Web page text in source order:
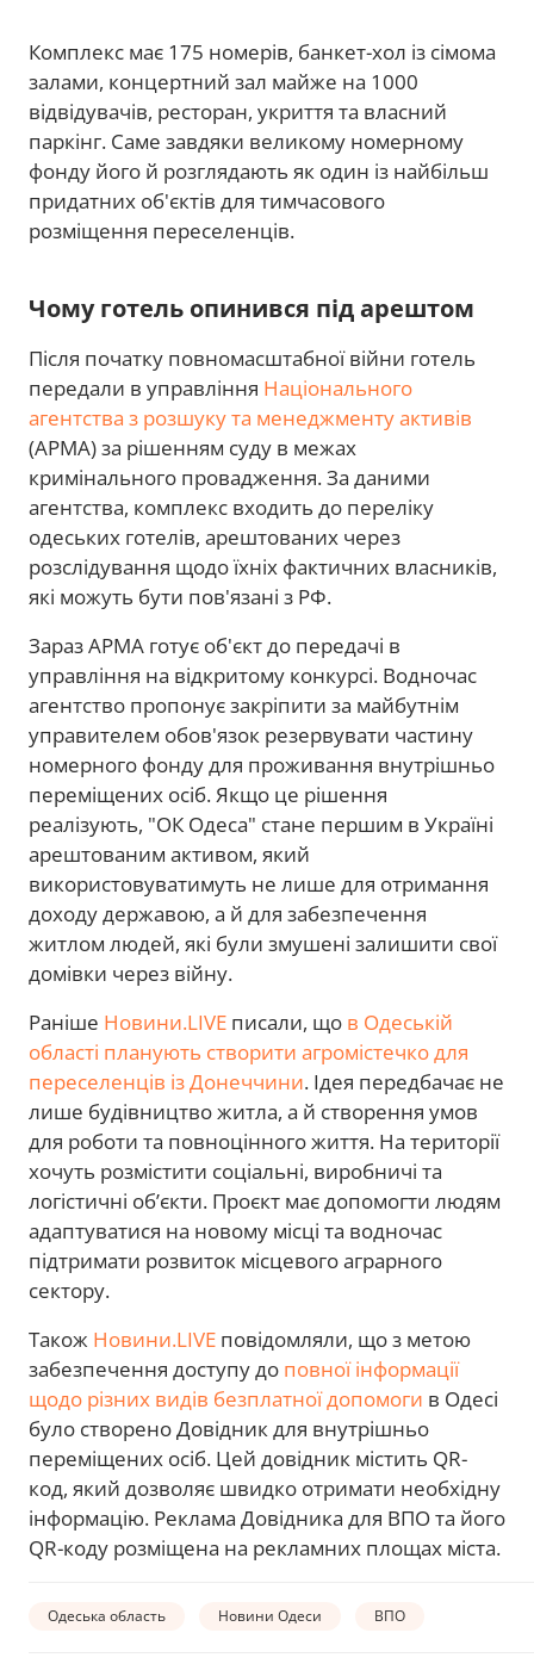
Комплекс має 175 номерів, банкет-хол із сімома
залами, концертний зал майже на 1000
відвідувачів, ресторан, укриття та власний
паркінг. Саме завдяки великому номерному
фонду його й розглядають як один із найбільш
придатних об'єктів для тимчасового
розміщення переселенців.
Чому готель опинився під арештом
Після початку повномасштабної війни готель
передали в управління Національного
агентства з розшуку та менеджменту активів
(АРМА) за рішенням суду в межах
кримінального провадження. За даними
агентства, комплекс входить до переліку
одеських готелів, арештованих через
розслідування щодо їхніх фактичних власників,
які можуть бути пов'язані з РФ.
Зараз АРМА готує об'єкт до передачі в
управління на відкритому конкурсі. Водночас
агентство пропонує закріпити за майбутнім
управителем обов'язок резервувати частину
номерного фонду для проживання внутрішньо
переміщених осіб. Якщо це рішення
реалізують, "ОК Одеса" стане першим в Україні
арештованим активом, який
використовуватимуть не лише для отримання
доходу державою, а й для забезпечення
житлом людей, які були змушені залишити свої
домівки через війну.
Раніше Новини.LIVE писали, що в Одеській
області планують створити агромістечко для
переселенців із Донеччини. Ідея передбачає не
лише будівництво житла, а й створення умов
для роботи та повноцінного життя. На території
хочуть розмістити соціальні, виробничі та
логістичні об’єкти. Проєкт має допомогти людям
адаптуватися на новому місці та водночас
підтримати розвиток місцевого аграрного
сектору.
Також Новини.LIVE повідомляли, що з метою
забезпечення доступу до повної інформації
щодо різних видів безплатної допомоги в Одесі
було створено Довідник для внутрішньо
переміщених осіб. Цей довідник містить QR-
код, який дозволяє швидко отримати необхідну
інформацію. Реклама Довідника для ВПО та його
QR-коду розміщена на рекламних площах міста.
Одеська область Новини Одеси ВПО